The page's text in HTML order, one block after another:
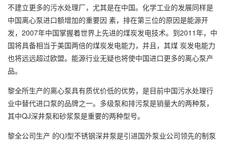
不建立更多的污水处理厂，尤其是在中国。化学工业的发展同样是
中国离心泵进口额增加的重要因 素，排在第三位的原因是能源开
发，2007年中国掌握着世界上先进的煤炭发电技术。到2011年，中
国将具备相当于美国两倍的煤炭发电能力，并且，其煤 炭发电能力
也将远远超过欧盟。能源行业无疑也将使中国进口更多的离心泵产
品。
黎全所生产的离心泵具有质优价低的优势，是目前中国污水处理行
业中替代进口泵的品牌之一。多级泵和排污泵是销量大的两种泵，
其中QJ深井泵和砂浆泵是重要的两种型号。
黎全公司生产 的QJ型不锈钢深井泵是引进国外泵业公司领先的制泵